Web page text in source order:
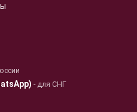
- для СНГ